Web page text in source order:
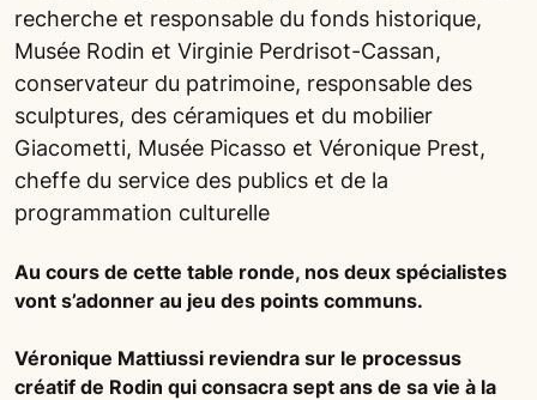
recherche et responsable du fonds historique,
Musée Rodin et Virginie Perdrisot-Cassan,
conservateur du patrimoine, responsable des
sculptures, des céramiques et du mobilier
Giacometti, Musée Picasso et Véronique Prest,
cheffe du service des publics et de la
programmation culturelle
Au cours de cette table ronde, nos deux spécialistes
vont s’adonner au jeu des points communs.
Véronique Mattiussi reviendra sur le processus
créatif de Rodin qui consacra sept ans de sa vie à la